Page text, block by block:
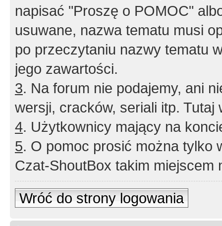
napisać "Proszę o POMOC"
usuwane, nazwa tematu musi
po przeczytaniu nazwy tematu
jego zawartości.
3. Na forum nie podajemy, ani
wersji, cracków, seriali itp. Tutaj
4. Użytkownicy mający na
5. O pomoc prosić można tylko
Czat-ShoutBox takim miejscem
Wróć do strony logowania